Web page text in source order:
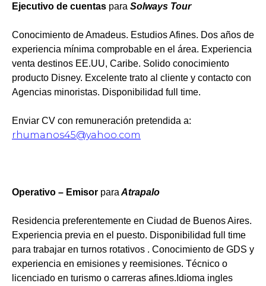
Ejecutivo de cuentas para Solways Tour
Conocimiento de Amadeus. Estudios Afines. Dos años de
experiencia mínima comprobable en el área. Experiencia
venta destinos EE.UU, Caribe. Solido conocimiento
producto Disney. Excelente trato al cliente y contacto con
Agencias minoristas. Disponibilidad full time.
Enviar CV con remuneración pretendida a:
rhumanos45@yahoo.com
Operativo – Emisor para Atrapalo
Residencia preferentemente en Ciudad de Buenos Aires.
Experiencia previa en el puesto. Disponibilidad full time
para trabajar en turnos rotativos . Conocimiento de GDS y
experiencia en emisiones y reemisiones. Técnico o
licenciado en turismo o carreras afines.Idioma ingles